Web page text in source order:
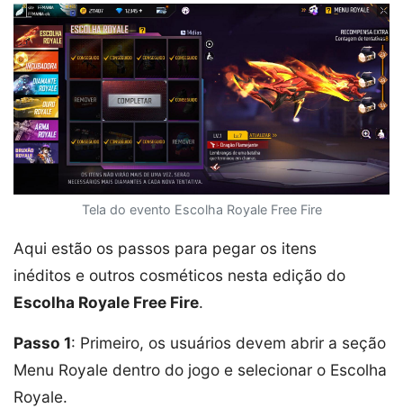
Tela do evento Escolha Royale Free Fire
Aqui estão os passos para pegar os itens
inéditos e outros cosméticos nesta edição do
Escolha Royale Free Fire.
Passo 1: Primeiro, os usuários devem abrir a seção
Menu Royale dentro do jogo e selecionar o Escolha
Royale.